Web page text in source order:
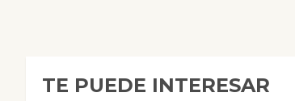
TE PUEDE INTERESAR